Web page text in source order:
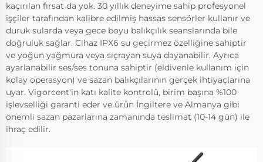
kaçırılan fırsat da yok. 30 yıllık deneyime sahip profesyonel
işçiler tarafından kalibre edilmiş hassas sensörler kullanır ve
duruk sularda veya gece boyu balıkçılık seanslarında bile
doğruluk sağlar. Cihaz IPX6 su geçirmez özelliğine sahiptir
ve yoğun yağmura veya sıçrayan suya dayanabilir. Ayrıca
ayarlanabilir ses/ses tonuna sahiptir (eldivenle kullanım için
kolay operasyon) ve sazan balıkçılarının gerçek ihtiyaçlarına
uyar. Vigorcent'in katı kalite kontrolü, birim başına %100
işlevselliği garanti eder ve ürün İngiltere ve Almanya gibi
önemli sazan pazarlarına zamanında teslimat (10-14 gün) ile
ihraç edilir.